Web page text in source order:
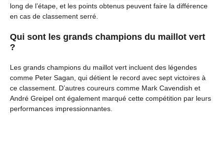
long de l’étape, et les points obtenus peuvent faire la différence
en cas de classement serré.
Qui sont les grands champions du maillot vert
?
Les grands champions du maillot vert incluent des légendes
comme Peter Sagan, qui détient le record avec sept victoires à
ce classement. D’autres coureurs comme Mark Cavendish et
André Greipel ont également marqué cette compétition par leurs
performances impressionnantes.